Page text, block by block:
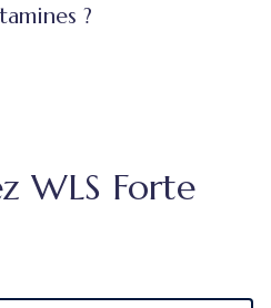
?
WLS Forte